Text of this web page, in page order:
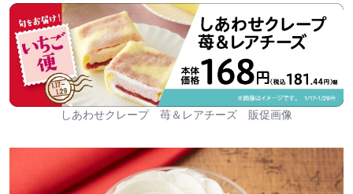
しあわせクレープ 苺＆レアチーズ 販促画像